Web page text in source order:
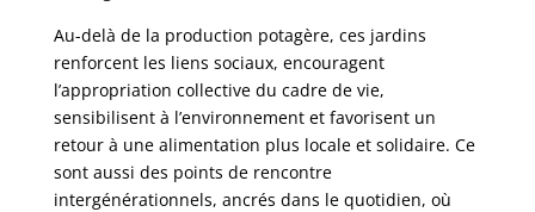
Au-delà de la production potagère, ces jardins
renforcent les liens sociaux, encouragent
l’appropriation collective du cadre de vie,
sensibilisent à l’environnement et favorisent un
retour à une alimentation plus locale et solidaire. Ce
sont aussi des points de rencontre
intergénérationnels, ancrés dans le quotidien, où